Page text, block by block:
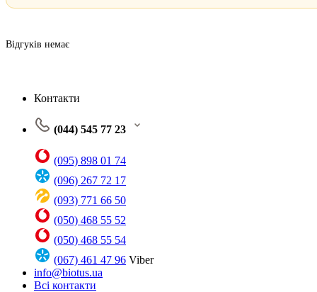
Відгуків немає
Контакти
(044) 545 77 23
(095) 898 01 74
(096) 267 72 17
(093) 771 66 50
(050) 468 55 52
(050) 468 55 54
(067) 461 47 96 Viber
info@biotus.ua
Всі контакти